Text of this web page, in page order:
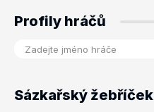
Profily hráčů
Sázkařský žebříček